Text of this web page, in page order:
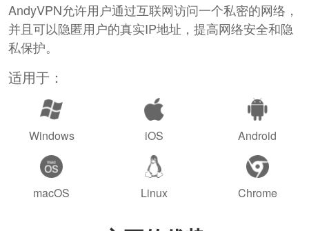
AndyVPN允许用户通过互联网访问一个私密的网络，
并且可以隐匿用户的真实IP地址，提高网络安全和隐
私保护。
适用于：
Windows iOS Android
macOS Linux Chrome